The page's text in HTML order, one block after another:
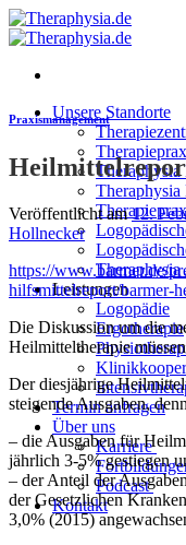
Zum
Inhalt
Unsere Standorte
Leistungen
Logopädie
Ergotherapie
Termin anfragen
Über uns
Karriere
Podcast
Kontakt
Praxismanagement
Veröffentlicht am12.
Hollnecker
https://www.barmer.de/
hilfsmittelreport/barmer-
Die Diskussion um die
Heilmitteltherapie
Der diesjährige
steigende Ausgaben,
– die Ausgaben für
jährlich 3-5% gestiegen
– der Anteil der
der Gesetzlichen
3,0% (2015)